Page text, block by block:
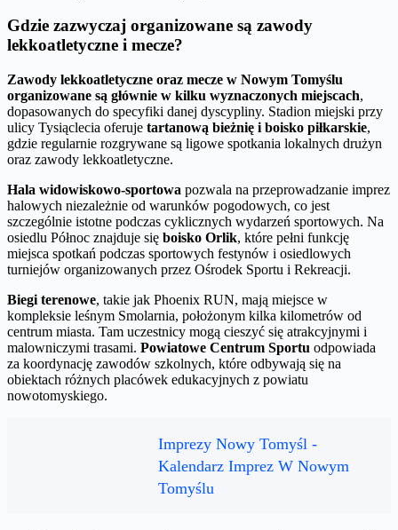
Gdzie zazwyczaj organizowane są zawody
lekkoatletyczne i mecze?
Zawody lekkoatletyczne oraz mecze w Nowym Tomyślu
organizowane są głównie w kilku wyznaczonych miejscach,
dopasowanych do specyfiki danej dyscypliny. Stadion miejski przy
ulicy Tysiąclecia oferuje tartanową bieżnię i boisko piłkarskie,
gdzie regularnie rozgrywane są ligowe spotkania lokalnych drużyn
oraz zawody lekkoatletyczne.
Hala widowiskowo-sportowa pozwala na przeprowadzanie imprez
halowych niezależnie od warunków pogodowych, co jest
szczególnie istotne podczas cyklicznych wydarzeń sportowych. Na
osiedlu Północ znajduje się boisko Orlik, które pełni funkcję
miejsca spotkań podczas sportowych festynów i osiedlowych
turniejów organizowanych przez Ośrodek Sportu i Rekreacji.
Biegi terenowe, takie jak Phoenix RUN, mają miejsce w
kompleksie leśnym Smolarnia, położonym kilka kilometrów od
centrum miasta. Tam uczestnicy mogą cieszyć się atrakcyjnymi i
malowniczymi trasami. Powiatowe Centrum Sportu odpowiada
za koordynację zawodów szkolnych, które odbywają się na
obiektach różnych placówek edukacyjnych z powiatu
nowotomyskiego.
Imprezy Nowy Tomyśl -
Kalendarz Imprez W Nowym
Tomyślu